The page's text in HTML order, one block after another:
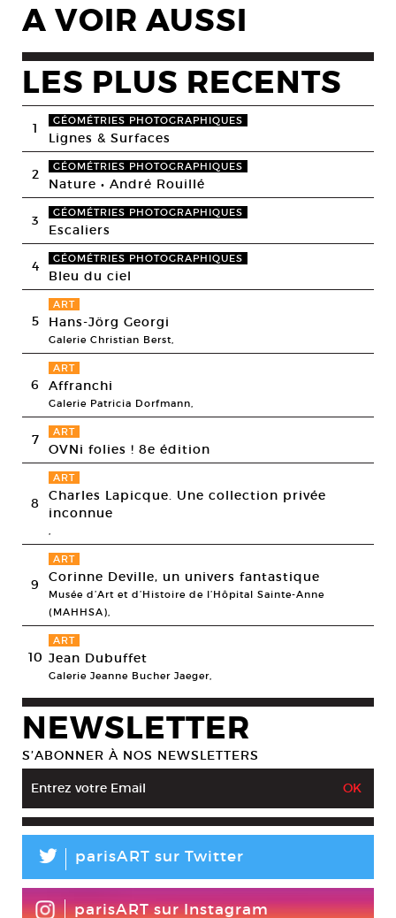
A VOIR AUSSI
LES PLUS RECENTS
1 GÉOMÉTRIES PHOTOGRAPHIQUES
Lignes & Surfaces
2 GÉOMÉTRIES PHOTOGRAPHIQUES
Nature • André Rouillé
3 GÉOMÉTRIES PHOTOGRAPHIQUES
Escaliers
4 GÉOMÉTRIES PHOTOGRAPHIQUES
Bleu du ciel
5
ART
Hans-Jörg Georgi
Galerie Christian Berst,
6
ART
Affranchi
Galerie Patricia Dorfmann,
7 ART
OVNi folies ! 8e édition
8
ART
Charles Lapicque. Une collection privée
inconnue
,
9
ART
Corinne Deville, un univers fantastique
Musée d’Art et d’Histoire de l’Hôpital Sainte-Anne
(MAHHSA),
10
ART
Jean Dubuffet
Galerie Jeanne Bucher Jaeger,
NEWSLETTER
S’ABONNER À NOS NEWSLETTERS
L parisART sur Twitter
parisART sur Instagram